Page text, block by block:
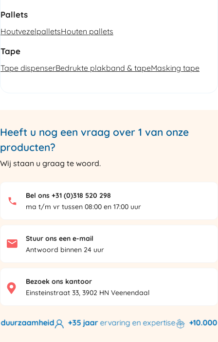
Pallets
HoutvezelpalletsHouten pallets
Tape
Tape dispenserBedrukte plakband & tapeMasking tape
Heeft u nog een vraag over 1 van onze
producten?
Wij staan u graag te woord.
Bel ons +31 (0)318 520 298
ma t/m vr tussen 08:00 en 17:00 uur
Stuur ons een e-mail
Antwoord binnen 24 uur
Bezoek ons kantoor
Einsteinstraat 33, 3902 HN Veenendaal
+35 jaarervaring en expertise +10.000